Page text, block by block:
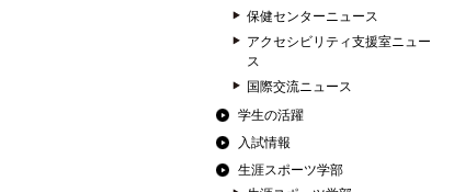
保健センターニュース
アクセシビリティ支援室ニュー
ス
国際交流ニュース
学生の活躍
入試情報
生涯スポーツ学部